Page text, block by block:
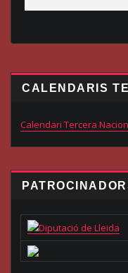
CALENDARIS
Calendari Tercera